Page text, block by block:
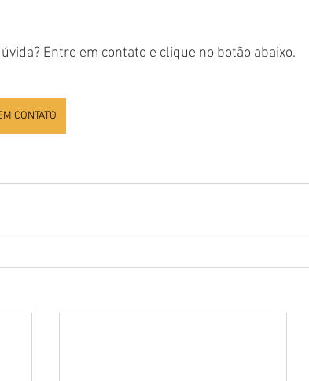
Entre em contato e clique no botão abaixo.
CONTATO